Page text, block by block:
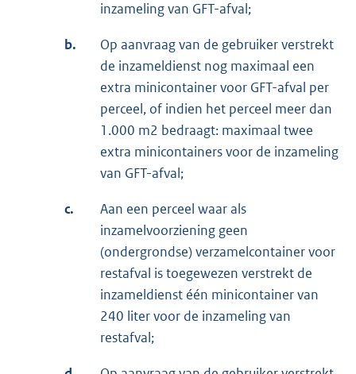
inzameling van GFT-afval;
b.
Op aanvraag van de gebruiker verstrekt
de inzameldienst nog maximaal een
extra minicontainer voor GFT-afval per
perceel, of indien het perceel meer dan
1.000 m2 bedraagt: maximaal twee
extra minicontainers voor de inzameling
van GFT-afval;
c.
Aan een perceel waar als
inzamelvoorziening geen
(ondergrondse) verzamelcontainer voor
restafval is toegewezen verstrekt de
inzameldienst één minicontainer van
240 liter voor de inzameling van
restafval;